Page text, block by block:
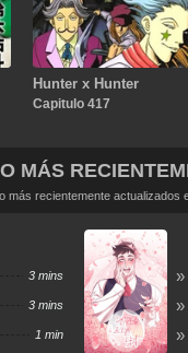
Hunter x Hunter
Capitulo 417
MÁS
más recientemente actualizados
3 mins
3 mins
1 min